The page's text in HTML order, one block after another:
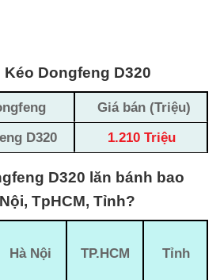
Dongfeng D320
Giá bán (Triệu)
D320
1.210 Triệu
D320 lăn bánh bao
TpHCM, Tỉnh?
Hà Nội TP.HCM Tỉnh